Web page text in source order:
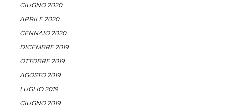
GIUGNO 2020
APRILE 2020
GENNAIO 2020
DICEMBRE 2019
OTTOBRE 2019
AGOSTO 2019
LUGLIO 2019
GIUGNO 2019